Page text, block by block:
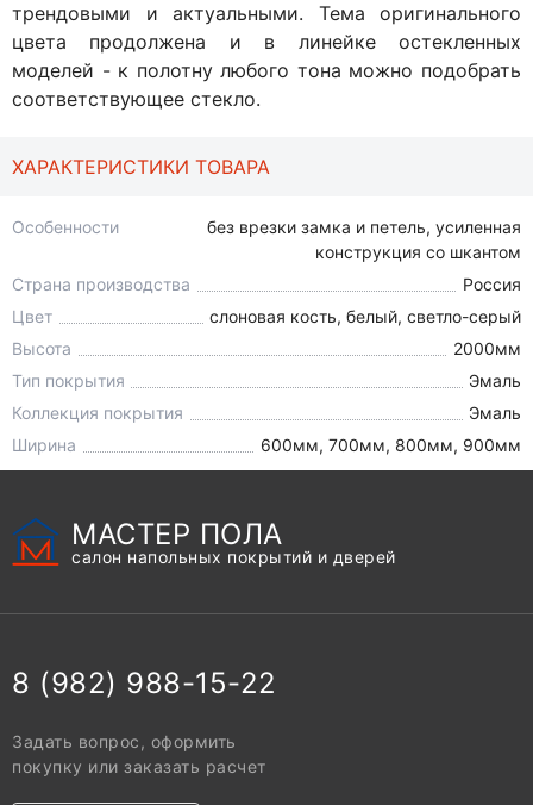
трендовыми и актуальными. Тема оригинального
цвета продолжена и в линейке остекленных
моделей - к полотну любого тона можно подобрать
соответствующее стекло.
ХАРАКТЕРИСТИКИ ТОВАРА
Особенности
без врезки замка и петель, усиленная
конструкция со шкантом
Страна производства
Россия
Цвет
слоновая кость, белый, светло-серый
Высота
2000мм
Тип покрытия
Эмаль
Коллекция покрытия
Эмаль
Ширина
600мм, 700мм, 800мм, 900мм
МАСТЕР ПОЛА
салон напольных покрытий и дверей
8 (982) 988-15-22
Задать вопрос, оформить
покупку или заказать расчет